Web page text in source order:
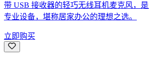
带 USB 接收器的轻巧无线耳机麦克风，
专业设备，堪称居家办公的理想之选。
立即购买